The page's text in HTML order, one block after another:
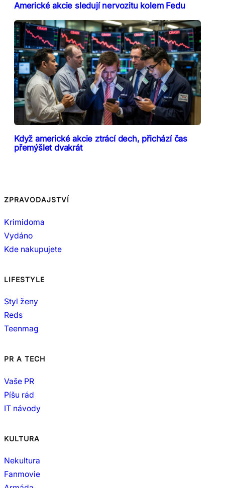
Americké akcie sledují nervozitu kolem Fedu
Když americké akcie ztrácí dech, přichází čas
přemýšlet dvakrát
ZPRAVODAJSTVÍ
Krimidoma
Vydáno
Kde nakupujete
LIFESTYLE
Styl ženy
Reds
Teenmag
PR A TECH
Vaše PR
Píšu rád
IT návody
KULTURA
Nekultura
Fanmovie